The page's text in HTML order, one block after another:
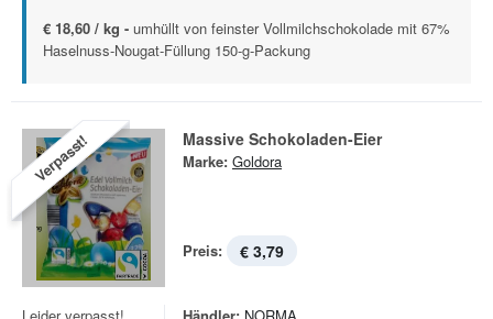
€ 18,60 / kg - umhüllt von feinster Vollmilchschokolade mit 67%
Haselnuss-Nougat-Füllung 150-g-Packung
Verpasst! Massive Schokoladen-Eier
Marke: Goldora
Preis: € 3,79